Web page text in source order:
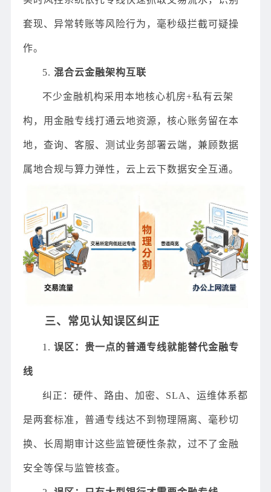
套现、异常转账等风险行为，毫秒级拦截可疑操
作。
5. 混合云金融架构互联
不少金融机构采用本地核心机房+私有云架
构，用金融专线打通云地资源，核心账务留在本
地，查询、客服、测试业务部署云端，兼顾数据
属地合规与算力弹性，云上云下数据安全互通。
三、常见认知误区纠正
1. 误区：贵一点的普通专线就能替代金融专
线
纠正：硬件、路由、加密、SLA、运维体系都
是两套标准，普通专线达不到物理隔离、毫秒切
换、长周期审计这些监管硬性条款，过不了金融
安全等保与监管核查。